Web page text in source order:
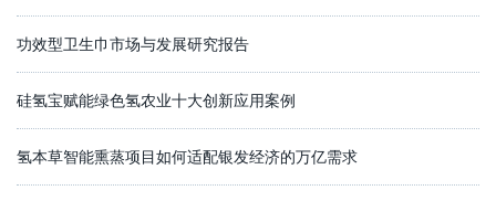
功效型卫生巾市场与发展研究报告
硅氢宝赋能绿色氢农业十大创新应用案例
氢本草智能熏蒸项目如何适配银发经济的万亿需求